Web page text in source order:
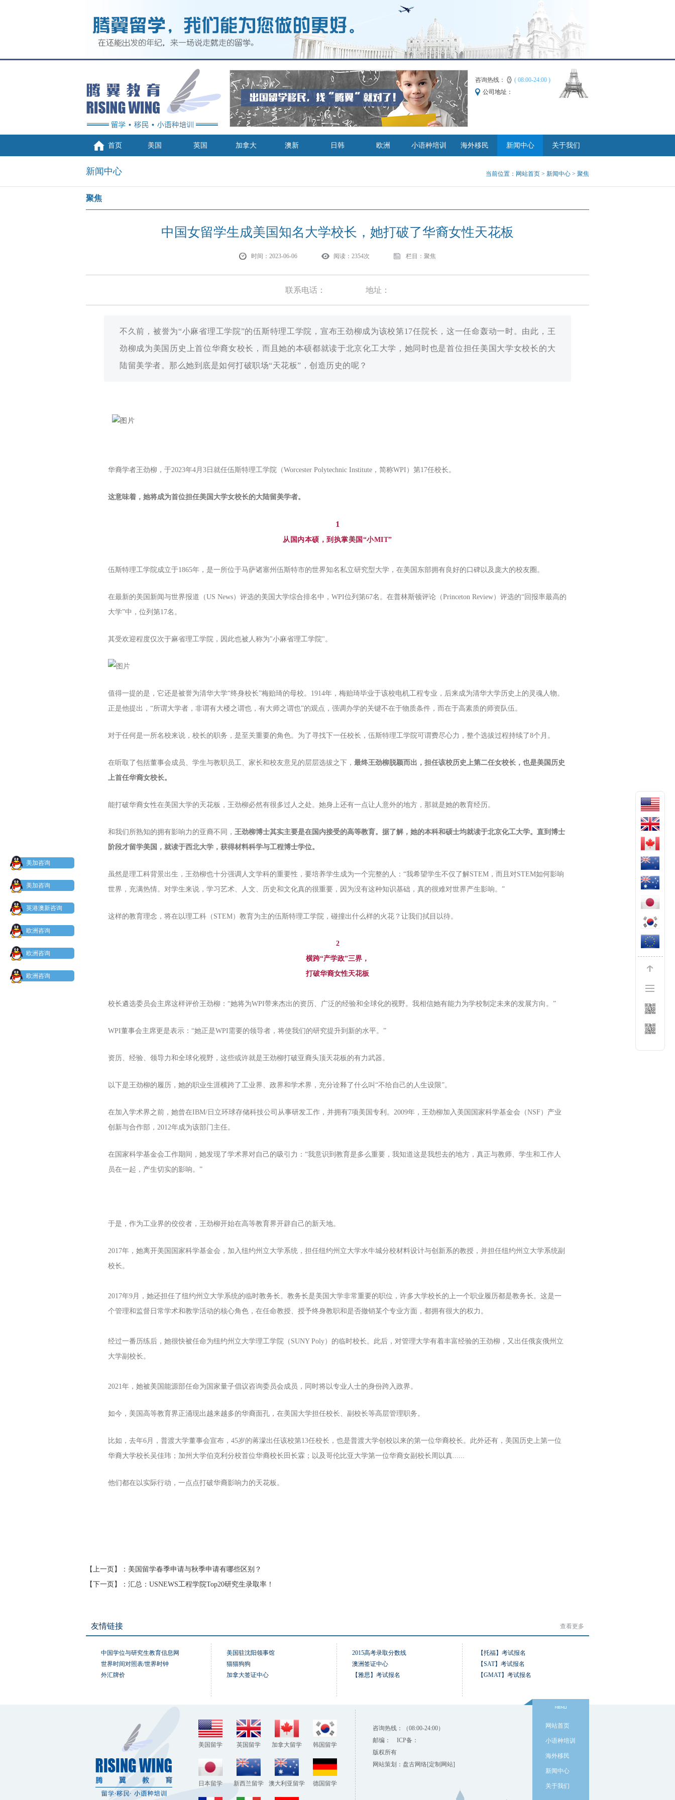
咨询热线：
( 08:00-24:00 )
公司地址：
首页 美国 英国 加拿大 澳新 日韩 欧洲 小语种培训 海外移民 新闻中心 关于我们
新闻中心 当前位置： 网站首页 > 新闻中心 > 聚焦
聚焦
中国女留学生成美国知名大学校长，她打破了华裔女性天花板
时间：2023-06-06 阅读：2354次 栏目：聚焦
联系电话： 地址：
不久前，被誉为“小麻省理工学院”的伍斯特理工学院，宣布王劲柳成为该校第17任院长，这一任命轰动一时。由此，王
劲柳成为美国历史上首位华裔女校长，而且她的本硕都就读于北京化工大学，她同时也是首位担任美国大学女校长的大
陆留美学者。那么她到底是如何打破职场“天花板”，创造历史的呢？
华裔学者王劲柳，于2023年4月3日就任伍斯特理工学院（Worcester Polytechnic Institute，简称WPI）第17任校长。
这意味着，她将成为首位担任美国大学女校长的大陆留美学者。
1
从国内本硕，到执掌美国“小MIT”
伍斯特理工学院成立于1865年，是一所位于马萨诸塞州伍斯特市的世界知名私立研究型大学，在美国东部拥有良好的口碑以及庞大的校友圈。
在最新的美国新闻与世界报道（US News）评选的美国大学综合排名中，WPI位列第67名。在普林斯顿评论（Princeton Review）评选的“回报率最高的
大学”中，位列第17名。
其受欢迎程度仅次于麻省理工学院，因此也被人称为"小麻省理工学院"。
值得一提的是，它还是被誉为清华大学“终身校长”梅贻琦的母校。1914年，梅贻琦毕业于该校电机工程专业，后来成为清华大学历史上的灵魂人物。
正是他提出，“所谓大学者，非谓有大楼之谓也，有大师之谓也”的观点，强调办学的关键不在于物质条件，而在于高素质的师资队伍。
对于任何是一所名校来说，校长的职务，是至关重要的角色。为了寻找下一任校长，伍斯特理工学院可谓费尽心力，整个选拔过程持续了8个月。
在听取了包括董事会成员、学生与教职员工、家长和校友意见的层层选拔之下， 最终王劲柳脱颖而出，担任该校历史上第二任女校长，也是美国历史
上首任华裔女校长。
能打破华裔女性在美国大学的天花板，王劲柳必然有很多过人之处。她身上还有一点让人意外的地方，那就是她的教育经历。
和我们所熟知的拥有影响力的亚裔不同， 王劲柳博士其实主要是在国内接受的高等教育。据了解，她的本科和硕士均就读于北京化工大学。直到博士
阶段才留学美国，就读于西北大学，获得材料科学与工程博士学位。
虽然是理工科背景出生，王劲柳也十分强调人文学科的重要性，要培养学生成为一个完整的人：“我希望学生不仅了解STEM，而且对STEM如何影响
世界，充满热情。对学生来说，学习艺术、人文、历史和文化真的很重要，因为没有这种知识基础，真的很难对世界产生影响。”
这样的教育理念，将在以理工科（STEM）教育为主的伍斯特理工学院，碰撞出什么样的火花？让我们拭目以待。
2
横跨“产学政”三界，
打破华裔女性天花板
校长遴选委员会主席这样评价王劲柳：“她将为WPI带来杰出的资历、广泛的经验和全球化的视野。我相信她有能力为学校制定未来的发展方向。”
WPI董事会主席更是表示：“她正是WPI需要的领导者，将使我们的研究提升到新的水平。”
资历、经验、领导力和全球化视野，这些或许就是王劲柳打破亚裔头顶天花板的有力武器。
以下是王劲柳的履历，她的职业生涯横跨了工业界、政界和学术界，充分诠释了什么叫“不给自己的人生设限”。
在加入学术界之前，她曾在IBM/日立环球存储科技公司从事研发工作，并拥有7项美国专利。2009年，王劲柳加入美国国家科学基金会（NSF）产业
创新与合作部，2012年成为该部门主任。
在国家科学基金会工作期间，她发现了学术界对自己的吸引力：“我意识到教育是多么重要，我知道这是我想去的地方，真正与教师、学生和工作人
员在一起，产生切实的影响。”
于是，作为工业界的佼佼者，王劲柳开始在高等教育界开辟自己的新天地。
2017年，她离开美国国家科学基金会，加入纽约州立大学系统，担任纽约州立大学水牛城分校材料设计与创新系的教授，并担任纽约州立大学系统副
校长。
2017年9月，她还担任了纽约州立大学系统的临时教务长。教务长是美国大学非常重要的职位，许多大学校长的上一个职业履历都是教务长。这是一
个管理和监督日常学术和教学活动的核心角色，在任命教授、授予终身教职和是否撤销某个专业方面，都拥有很大的权力。
经过一番历练后，她很快被任命为纽约州立大学理工学院（SUNY Poly）的临时校长。此后，对管理大学有着丰富经验的王劲柳，又出任俄亥俄州立
大学副校长。
2021年，她被美国能源部任命为国家量子倡议咨询委员会成员，同时将以专业人士的身份跨入政界。
如今，美国高等教育界正涌现出越来越多的华裔面孔，在美国大学担任校长、副校长等高层管理职务。
比如，去年6月，普渡大学董事会宣布，45岁的蒋濛出任该校第13任校长，也是普渡大学创校以来的第一位华裔校长。此外还有，美国历史上第一位
华裔大学校长吴佳玮；加州大学伯克利分校首位华裔校长田长霖；以及哥伦比亚大学第一位华裔女副校长周以真......
他们都在以实际行动，一点点打破华裔影响力的天花板。
【上一页】： 美国留学春季申请与秋季申请有哪些区别？
【下一页】： 汇总：USNEWS工程学院Top20研究生录取率！
友情链接 查看更多
中国学位与研究生教育信息网
世界时间对照表/世界时钟
外汇牌价
美国驻沈阳领事馆
猫猫狗狗
加拿大签证中心
2015高考录取分数线
澳洲签证中心
【雅思】考试报名
【托福】考试报名
【SAT】考试报名
【GMAT】考试报名
美国留学 英国留学 加拿大留学 韩国留学
日本留学 新西兰留学 澳大利亚留学 德国留学
咨询热线：（08:00-24:00）
邮编： ICP备：
版权所有
网站策划： 盘古网络[定制网站]
网站首页
小语种培训
海外移民
新闻中心
关于我们
美加咨询
美加咨询
英港澳新咨询
欧洲咨询
欧洲咨询
欧洲咨询